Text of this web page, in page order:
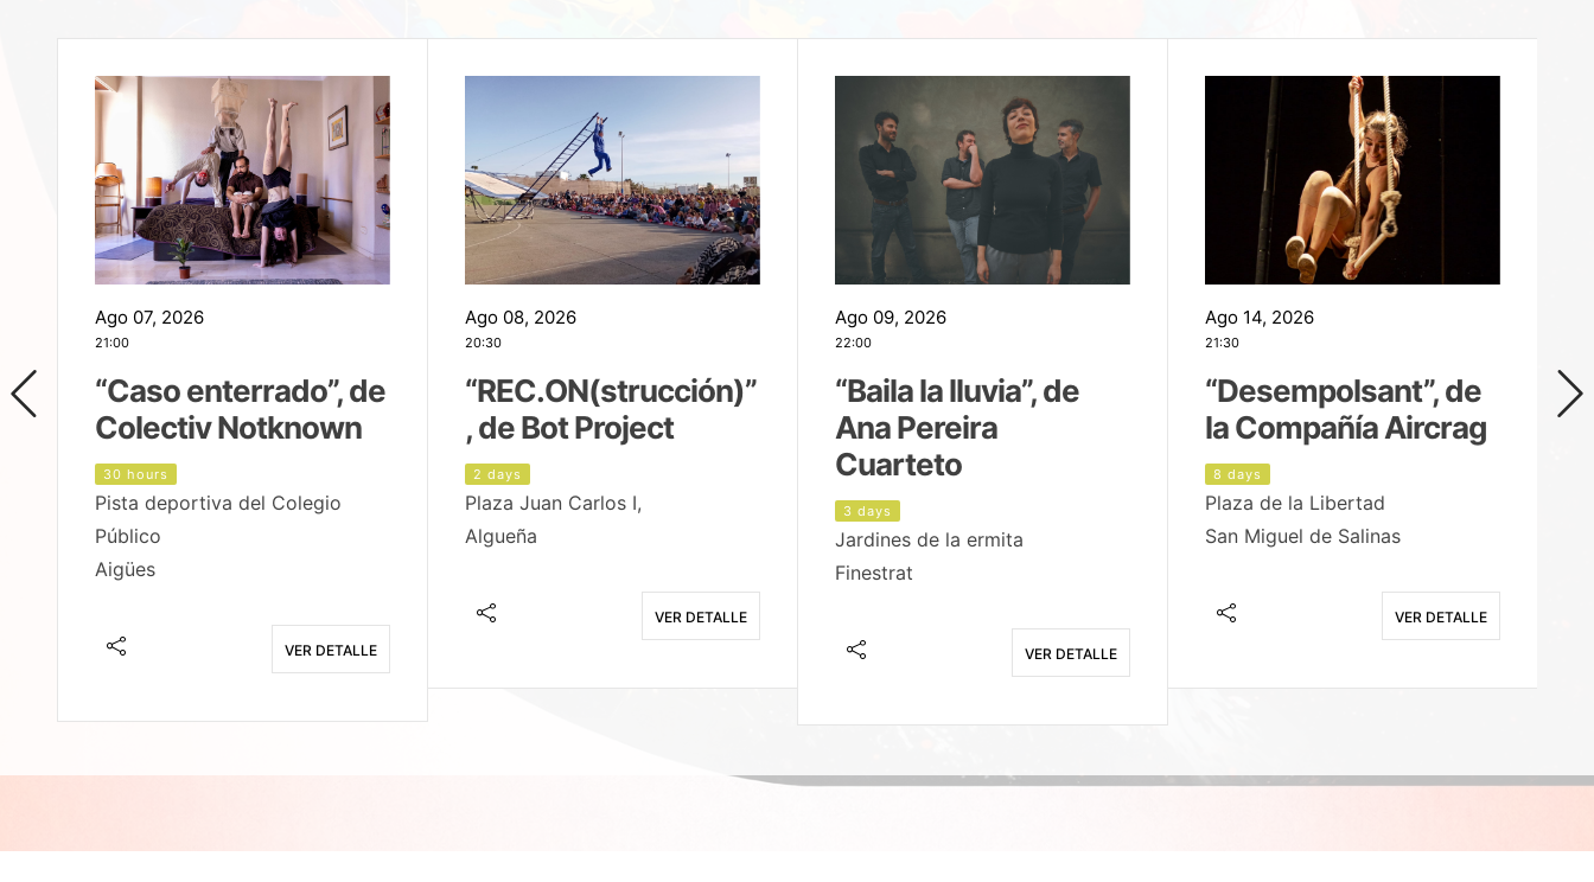
Ago 07, 2026
21:00
“Caso enterrado”, de
Colectiv Notknown
30 hours
Pista deportiva del Colegio
Público
Aigües
VER DETALLE
Ago 08, 2026
20:30
“REC.ON(strucción)”
, de Bot Project
2 days
Plaza Juan Carlos I,
Algueña
VER DETALLE
Ago 09, 2026
22:00
“Baila la lluvia”, de
Ana Pereira
Cuarteto
3 days
Jardines de la ermita
Finestrat
VER DETALLE
Ago 14, 2026
21:30
“Desempolsant”, de
la Compañía Aircrag
8 days
Plaza de la Libertad
San Miguel de Salinas
VER DETALLE